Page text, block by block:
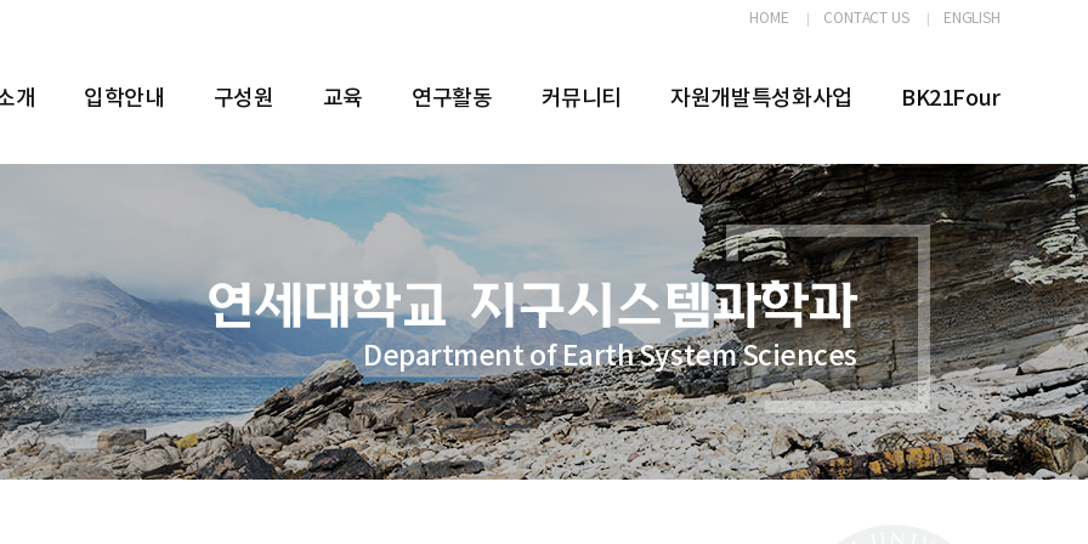
HOME CONTACT US ENGLISH
개 입학안내 구성원 교육 연구활동 커뮤니티 자원개발특성화사업 BK21Four
Department of Earth System Sciences